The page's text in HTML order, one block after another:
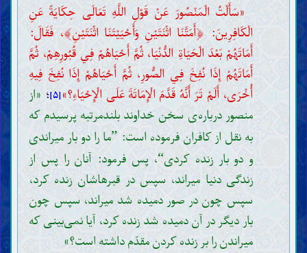
«سَأَلْتُ الْمَنْصُورَ عَنْ قَوْلِ اللَّهِ تَعَالَى حِكَايَةً عَنِ
الْكَافِرِينَ: ﴿أَمَتَّنَا اثْنَتَيْنِ وَأَحْيَيْتَنَا اثْنَتَيْنِ﴾، فَقَالَ:
أَمَاتَهُمْ بَعْدَ الْحَيَاةِ الدُّنْيَا، ثُمَّ أَحْيَاهُمْ فِي قُبُورِهِمْ، ثُمَّ
أَمَاتَهُمْ إِذَا نُفِخَ فِي الصُّورِ، ثُمَّ أَحْيَاهُمْ إِذَا نُفِخَ فِيهِ
أُخْرَى، أَلَمْ تَرَ أَنَّهُ قَدَّمَ الْإِمَاتَةَ عَلَى الْإِحْيَاءِ؟»[۵] ؛ «از
منصور درباره‌ی سخن خداوند بلندمرتبه پرسیدم که
به نقل از کافران فرموده است:”ما را دو بار میراندی
و دو بار زنده کردی“، پس فرمود: آنان را پس از
زندگی دنیا میراند، سپس در قبرهاشان زنده کرد،
سپس چون در صور دمیده شد میراند، سپس چون
بار دیگر در آن دمیده شد زنده کرد، آیا نمی‌بینی که
میراندن را بر زنده کردن مقدّم داشته است؟»